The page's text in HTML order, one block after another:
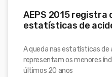
AEPS 2015 registra
estatísticas de
A queda nas estatísticas de
representam os menores
últimos 20 anos